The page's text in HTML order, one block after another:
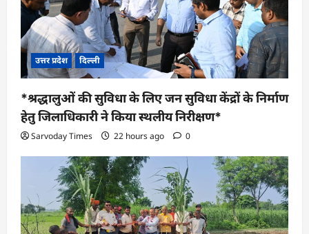
उत्तर प्रदेश दिल्ली
*श्रद्धालुओं की सुविधा के लिए जन सुविधा केंद्रों के निर्माण
हेतु जिलाधिकारी ने किया स्थलीय निरीक्षण*
Sarvoday Times 22 hours ago 0